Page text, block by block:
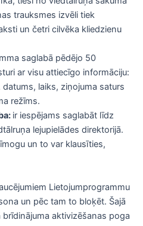
trauksmes izvēli tiek
un četri cilvēka kliedzienu
saglabā pēdējo 50
ar visu attiecīgo informāciju:
laiks, ziņojuma saturs
režīms.
ir iespējams saglabāt līdz
lejupielādes direktorijā.
un to var klausīties,
Lietojumprogrammu
un pēc tam to bloķēt. Šajā
aktivizēšanas poga